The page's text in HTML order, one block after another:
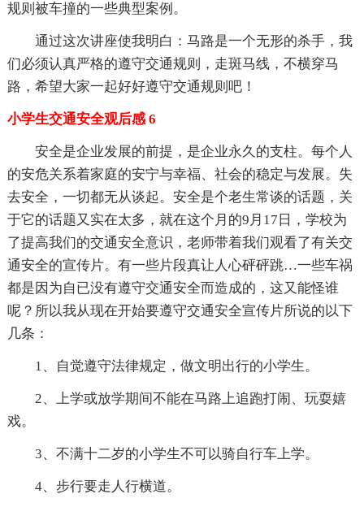
规则被车撞的一些典型案例。
通过这次讲座使我明白：马路是一个无形的杀手，我
们必须认真严格的遵守交通规则，走斑马线，不横穿马
路，希望大家一起好好遵守交通规则吧！
小学生交通安全观后感 6
安全是企业发展的前提，是企业永久的支柱。每个人
的安危关系着家庭的安宁与幸福、社会的稳定与发展。失
去安全，一切都无从谈起。安全是个老生常谈的话题，关
于它的话题又实在太多，就在这个月的9月17日，学校为
了提高我们的交通安全意识，老师带着我们观看了有关交
通安全的宣传片。有一些片段真让人心砰砰跳…一些车祸
都是因为自已没有遵守交通安全而造成的，这又能怪谁
呢？所以我从现在开始要遵守交通安全宣传片所说的以下
几条：
1、自觉遵守法律规定，做文明出行的小学生。
2、上学或放学期间不能在马路上追跑打闹、玩耍嬉
戏。
3、不满十二岁的小学生不可以骑自行车上学。
4、步行要走人行横道。